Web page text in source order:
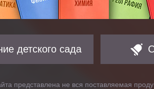
детского сада
представлена не вся поставляемая